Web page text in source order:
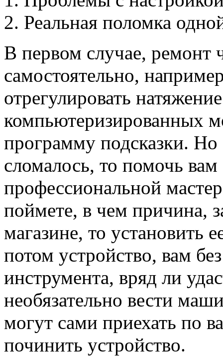
Реальная поломка
В первом случае, ремонт
самостоятельно,
отрегулировать
компьютеризированных
программу подсказки. Но
сломалось, то помочь вам
профессиональной
поймете, в чем причина,
магазине, то установить
потом устройство, вам
инструмента, вряд ли
необязательно вести
могут сами приехать по
починить устройство.